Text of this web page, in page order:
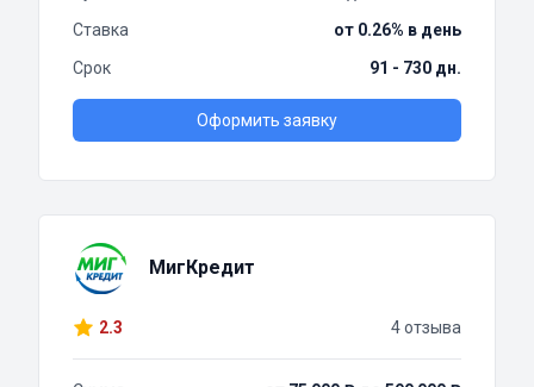
Ставка
от 0.26% в день
Срок
91 - 730 дн.
Оформить заявку
МигКредит
2.3 4 отзыва